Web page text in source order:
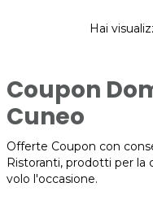
Hai
Coupon
Cuneo
Offerte Coupon con
Ristoranti, prodotti per la
volo l'occasione.